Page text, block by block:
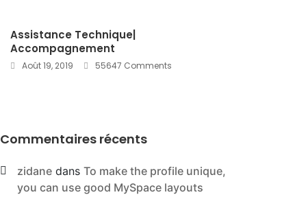
Assistance Technique|
Accompagnement
Août 19, 2019 55647 Comments
Commentaires récents
zidane dans To make the profile unique,
you can use good MySpace layouts